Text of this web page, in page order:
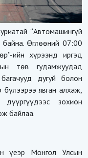
“Автомашингүй
Өглөөний 07:00
ийн хүрээнд иргэд
төв гудамжуудад
дугуй болон
бүлээрээ явган алхаж,
дүүргүүдээс зохион
байлаа.
үеэр Монгол Улсын